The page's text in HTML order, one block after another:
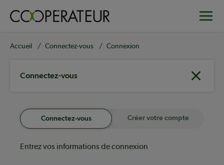
principal
Fil
Accueil Connectez-vous Connexion
Connectez-vous
Connectez-vous Créer votre compte
Entrez vos informations de connexion